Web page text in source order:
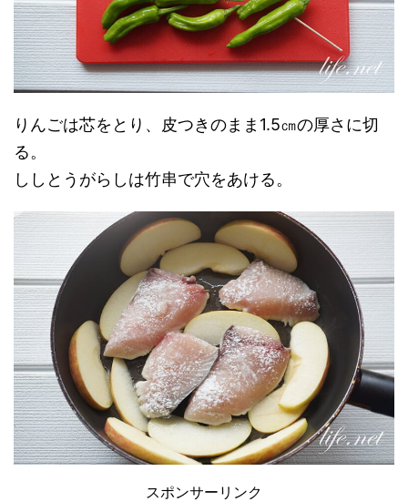
りんごは芯をとり、皮つきのまま1.5㎝の厚さに切
る。
ししとうがらしは竹串で穴をあける。
スポンサーリンク